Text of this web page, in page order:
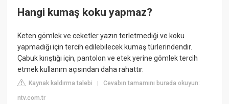
Hangi kumaş koku yapmaz?
Keten gömlek ve ceketler yazın terletmediği ve koku
yapmadığı için tercih edilebilecek kumaş türlerindendir.
Çabuk kırıştığı için, pantolon ve etek yerine gömlek tercih
etmek kullanım açısından daha rahattır.
Kaynak kaldırma talebi |Cevabın tamamını burada okuyun:
ntv.com.tr